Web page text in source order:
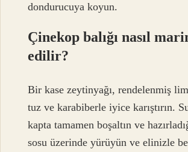
dondurucuya koyun.
Çinekop balığı nasıl
edilir?
Bir kase zeytinyağı, rendelenmiş
tuz ve karabiberle iyice karıştırın.
kapta tamamen boşaltın ve
sosu üzerinde yürüyün ve elinizle